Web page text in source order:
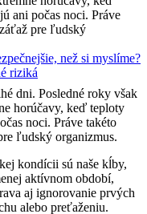
než si myslíme?
riziká
dni. Posledné roky však
horúčavy, keď teploty
noci. Práve takéto
ľudský organizmus.